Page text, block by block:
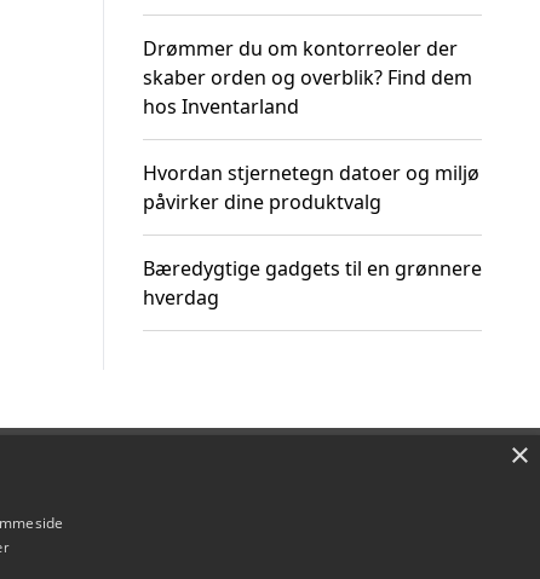
Drømmer du om kontorreoler der
skaber orden og overblik? Find dem
hos Inventarland
Hvordan stjernetegn datoer og miljø
påvirker dine produktvalg
Bæredygtige gadgets til en grønnere
hverdag
×